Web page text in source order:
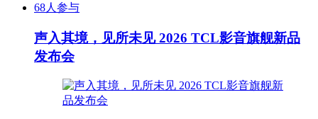
68人参与
声入其境，见所未见 2026 TCL影音旗舰新品
发布会